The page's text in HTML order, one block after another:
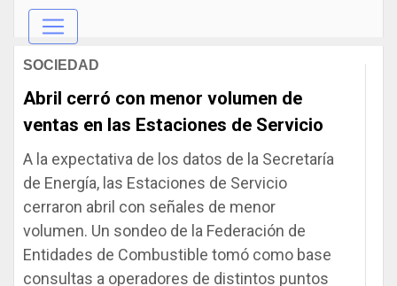
SOCIEDAD
Abril cerró con menor volumen de
ventas en las Estaciones de Servicio
A la expectativa de los datos de la Secretaría
de Energía, las Estaciones de Servicio
cerraron abril con señales de menor
volumen. Un sondeo de la Federación de
Entidades de Combustible tomó como base
consultas a operadores de distintos puntos